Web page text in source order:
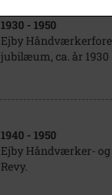
1930 - 1950
Ejby
jubilæum, ca. år 1930
1940 - 1950
Ejby Håndværker-
Revy.